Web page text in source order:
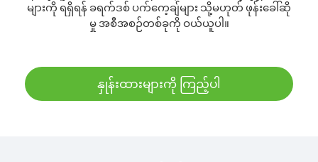
များကို ရရှိရန် ခရက်ဒစ် ပက်ကေ့ချ်များ သို့မဟုတ် ဖုန်းခေါ်ဆို
မှု အစီအစဉ်တစ်ခုကို ဝယ်ယူပါ။
နှုန်းထားများကို ကြည့်ပါ